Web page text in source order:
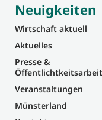
Neuigkeiten
Wirtschaft aktuell
Aktuelles
Presse &
Öffentlichtkeitsarbeit
Veranstaltungen
Münsterland